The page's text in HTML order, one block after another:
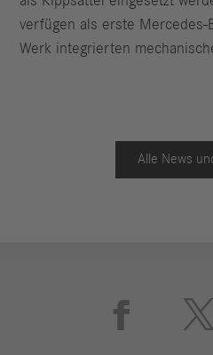
verfügen als erste Mercedes-
Werk integrierten
Alle News
 